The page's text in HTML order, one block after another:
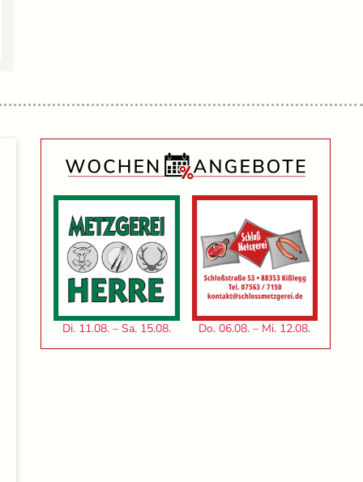
Di. 11.08. – Sa. 15.08. Do. 06.08. – Mi. 12.08.